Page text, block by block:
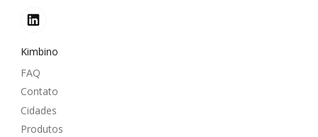
Kimbino
FAQ
Contato
Cidades
Produtos